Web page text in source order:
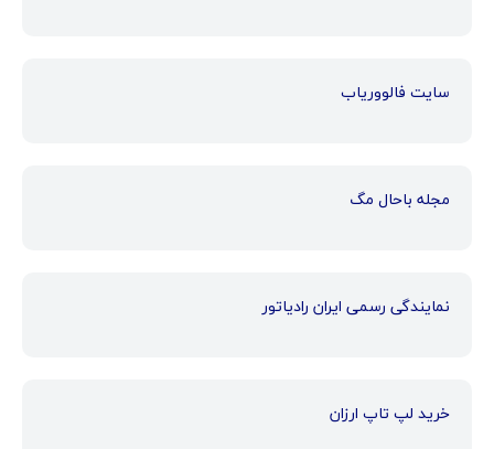
سایت فالووریاب
مجله باحال مگ
نمایندگی رسمی ایران رادیاتور
خرید لپ تاپ ارزان